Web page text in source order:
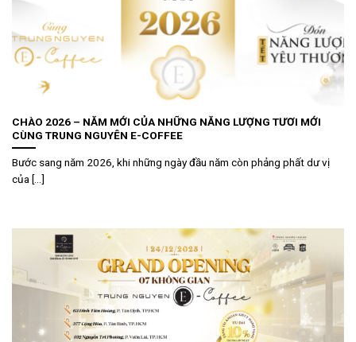
CHÀO 2026 – NĂM MỚI CỦA NHỮNG NĂNG LƯỢNG TƯƠI MỚI
CÙNG TRUNG NGUYÊN E-COFFEE
Bước sang năm 2026, khi những ngày đầu năm còn phảng phất dư vị
của [...]